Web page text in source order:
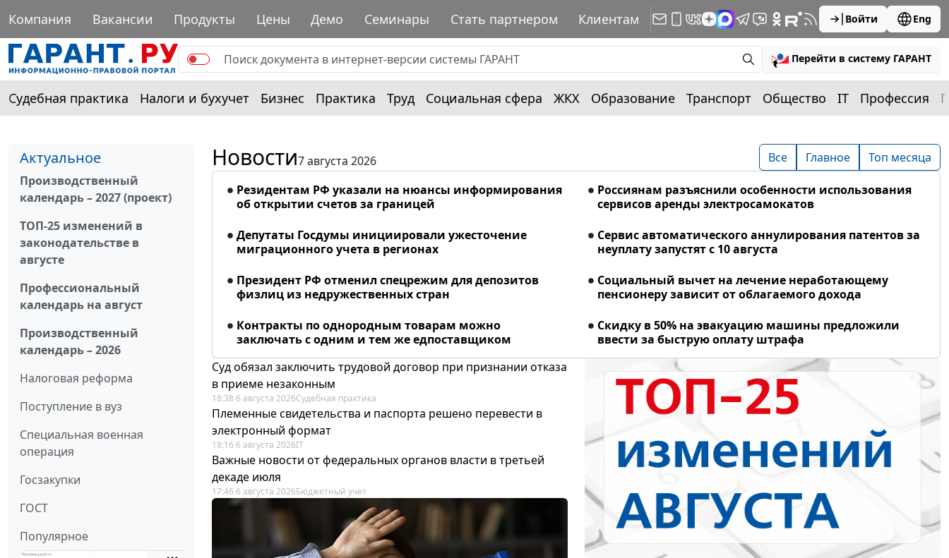
Компания Вакансии Продукты Цены Демо Семинары Стать партнером Клиентам Войти Eng
Перейти в систему ГАРАНТ
Судебная практика Налоги и бухучет Бизнес Практика Труд Социальная сфера ЖКХ Образование Транспорт Общество IT Профессия
Актуальное
Производственный
календарь – 2027 (проект)
ТОП-25 изменений в
законодательстве в
августе
Профессиональный
календарь на август
Производственный
календарь – 2026
Налоговая реформа
Поступление в вуз
Специальная военная
операция
Госзакупки
ГОСТ
Популярное
Новости7 августа 2026 Все Главное Топ месяца
Резидентам РФ указали на нюансы информирования
об открытии счетов за границей
Россиянам разъяснили особенности использования
сервисов аренды электросамокатов
Депутаты Госдумы инициировали ужесточение
миграционного учета в регионах
Сервис автоматического аннулирования патентов за
неуплату запустят с 10 августа
Президент РФ отменил спецрежим для депозитов
физлиц из недружественных стран
Социальный вычет на лечение неработающему
пенсионеру зависит от облагаемого дохода
Контракты по однородным товарам можно
заключать с одним и тем же едпоставщиком
Скидку в 50% на эвакуацию машины предложили
ввести за быструю оплату штрафа
Суд обязал заключить трудовой договор при признании отказа
в приеме незаконным
18:38 6 августа 2026Судебная практика
Племенные свидетельства и паспорта решено перевести в
электронный формат
18:16 6 августа 2026IT
Важные новости от федеральных органов власти в третьей
декаде июля
17:46 6 августа 2026Бюджетный учет